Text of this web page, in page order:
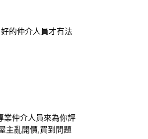
的仲介人員才有法
業仲介人員來為你評
主亂開價,買到問題